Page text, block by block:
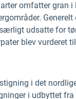
omfatter gran i
udsatte for
blev vurderet
i det
i udbyttet